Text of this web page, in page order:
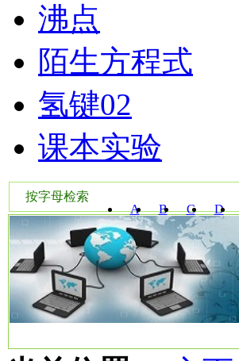
沸点
陌生方程式
氢键02
课本实验
按字母检索
A
B C D
W Y